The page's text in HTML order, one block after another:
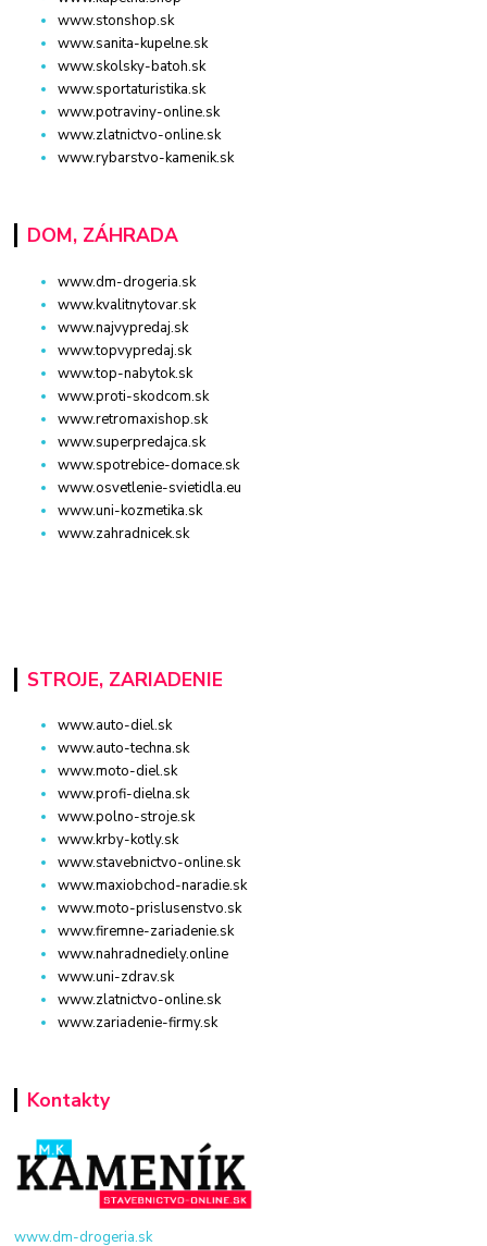
www.stonshop.sk
www.sanita-kupelne.sk
www.skolsky-batoh.sk
www.sportaturistika.sk
www.potraviny-online.sk
www.zlatnictvo-online.sk
www.rybarstvo-kamenik.sk
DOM, ZÁHRADA
www.dm-drogeria.sk
www.kvalitnytovar.sk
www.najvypredaj.sk
www.topvypredaj.sk
www.top-nabytok.sk
www.proti-skodcom.sk
www.retromaxishop.sk
www.superpredajca.sk
www.spotrebice-domace.sk
www.osvetlenie-svietidla.eu
www.uni-kozmetika.sk
www.zahradnicek.sk
STROJE, ZARIADENIE
www.auto-diel.sk
www.auto-techna.sk
www.moto-diel.sk
www.profi-dielna.sk
www.polno-stroje.sk
www.krby-kotly.sk
www.stavebnictvo-online.sk
www.maxiobchod-naradie.sk
www.moto-prislusenstvo.sk
www.firemne-zariadenie.sk
www.nahradnediely.online
www.uni-zdrav.sk
www.zlatnictvo-online.sk
www.zariadenie-firmy.sk
Kontakty
www.dm-drogeria.sk